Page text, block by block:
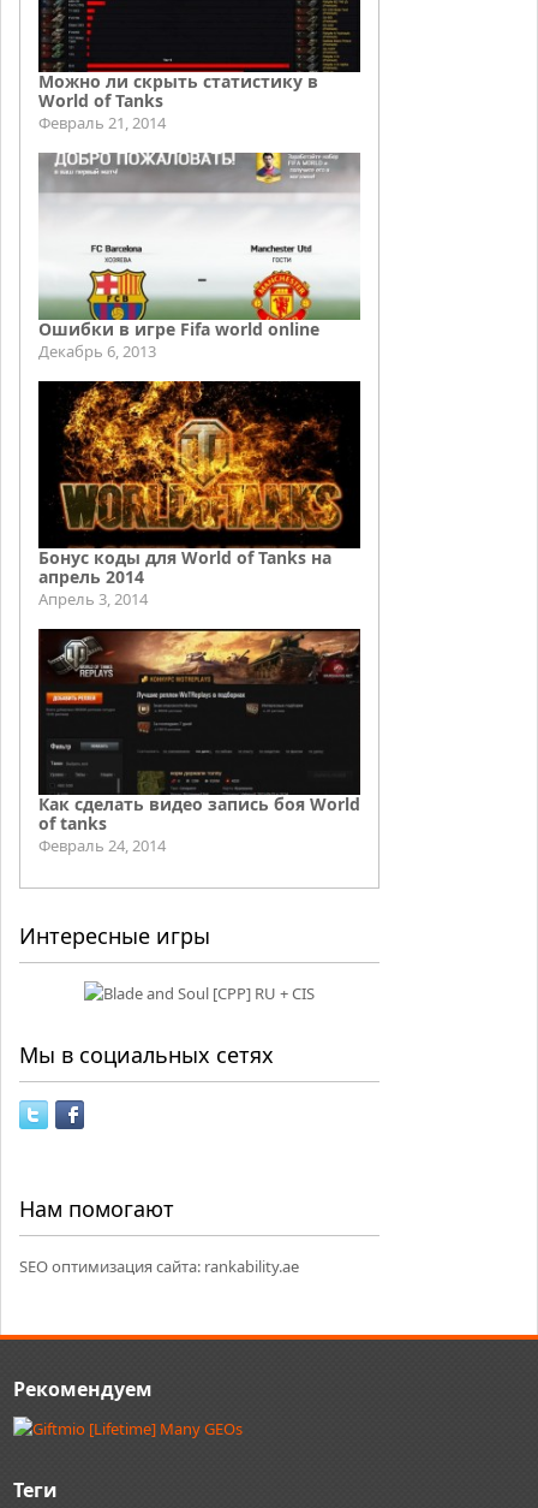
Можно ли скрыть статистику в
World of Tanks
Февраль 21, 2014
Ошибки в игре Fifa world online
Декабрь 6, 2013
Бонус коды для World of Tanks на
апрель 2014
Апрель 3, 2014
Как сделать видео запись боя World
of tanks
Февраль 24, 2014
Интересные игры
Мы в социальных сетях
Нам помогают
SEO оптимизация сайта: rankability.ae
Рекомендуем
Теги